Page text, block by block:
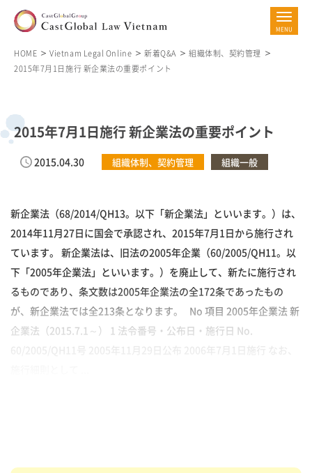
HOME Vietnam Legal Online 新着Q&A
組織体制、契約管理
2015年7月1日施行 新企業法の重要ポイント
2015年7月1日施行 新企業法の重要ポイント
2015.04.30 組織体制、契約管理 組織一般
新企業法（68/2014/QH13。以下「新企業法」といいます。）は、
2014年11月27日に国会で承認され、2015年7月1日から施行され
ています。 新企業法は、旧法の2005年企業（60/2005/QH11。以
下「2005年企業法」といいます。）を廃止して、新たに施行され
るものであり、条文数は2005年企業法の全172条であったもの
が、新企業法では全213条となります。 No 項目 2005年企業法 新
企業法（2015.7.1～） 1 法令番号・公布日・施行日 No.